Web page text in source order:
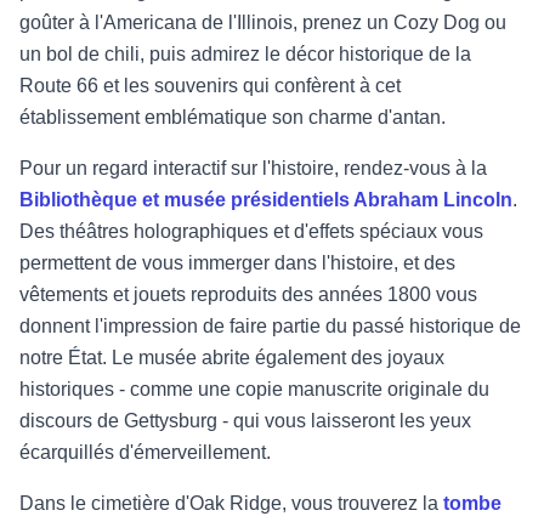
goûter à l'Americana de l'Illinois, prenez un Cozy Dog ou
un bol de chili, puis admirez le décor historique de la
Route 66 et les souvenirs qui confèrent à cet
établissement emblématique son charme d'antan.
Pour un regard interactif sur l'histoire, rendez-vous à la
Bibliothèque et musée présidentiels Abraham Lincoln.
Des théâtres holographiques et d'effets spéciaux vous
permettent de vous immerger dans l'histoire, et des
vêtements et jouets reproduits des années 1800 vous
donnent l'impression de faire partie du passé historique de
notre État. Le musée abrite également des joyaux
historiques - comme une copie manuscrite originale du
discours de Gettysburg - qui vous laisseront les yeux
écarquillés d'émerveillement.
Dans le cimetière d'Oak Ridge, vous trouverez la tombe